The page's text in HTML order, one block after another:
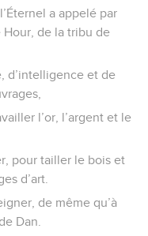
a appelé par
Hour, de la tribu de
d’intelligence et de
l’or, l’argent et le
pour tailler le bois et
d’art.
de même qu’à
Dan.